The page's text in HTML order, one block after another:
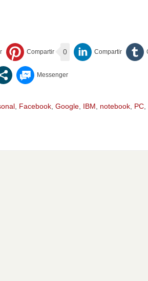
0
Facebook Google IBM notebook PC